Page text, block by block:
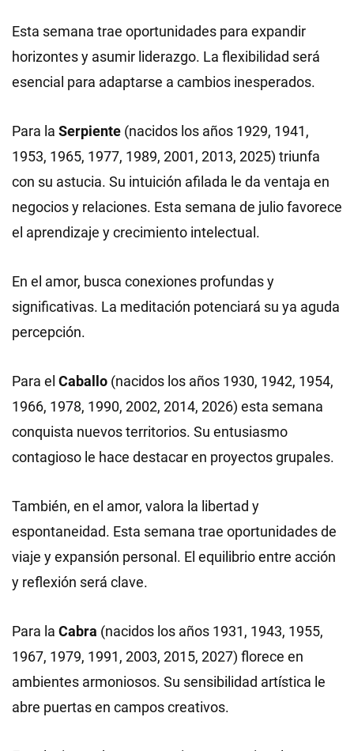
Esta semana trae oportunidades para expandir
horizontes y asumir liderazgo. La flexibilidad será
esencial para adaptarse a cambios inesperados.
Para la Serpiente (nacidos los años 1929, 1941,
1953, 1965, 1977, 1989, 2001, 2013, 2025) triunfa
con su astucia. Su intuición afilada le da ventaja en
negocios y relaciones. Esta semana de julio favorece
el aprendizaje y crecimiento intelectual.
En el amor, busca conexiones profundas y
significativas. La meditación potenciará su ya aguda
percepción.
Para el Caballo (nacidos los años 1930, 1942, 1954,
1966, 1978, 1990, 2002, 2014, 2026) esta semana
conquista nuevos territorios. Su entusiasmo
contagioso le hace destacar en proyectos grupales.
También, en el amor, valora la libertad y
espontaneidad. Esta semana trae oportunidades de
viaje y expansión personal. El equilibrio entre acción
y reflexión será clave.
Para la Cabra (nacidos los años 1931, 1943, 1955,
1967, 1979, 1991, 2003, 2015, 2027) florece en
ambientes armoniosos. Su sensibilidad artística le
abre puertas en campos creativos.